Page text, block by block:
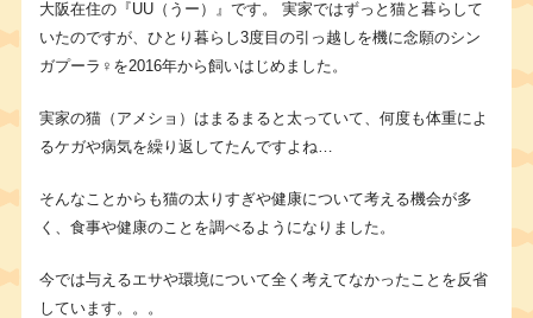
大阪在住の『UU（うー）』です。 実家ではずっと猫と暮らして
いたのですが、ひとり暮らし3度目の引っ越しを機に念願のシン
ガプーラ♀を2016年から飼いはじめました。
実家の猫（アメショ）はまるまると太っていて、何度も体重によ
るケガや病気を繰り返してたんですよね…
そんなことからも猫の太りすぎや健康について考える機会が多
く、食事や健康のことを調べるようになりました。
今では与えるエサや環境について全く考えてなかったことを反省
しています。。。